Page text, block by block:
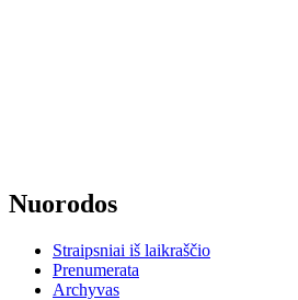
Nuorodos
Straipsniai iš laikraščio
Prenumerata
Archyvas